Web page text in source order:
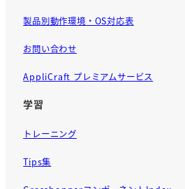
製品別動作環境・OS対応表
お問い合わせ
AppliCraft プレミアムサービス
学習
トレーニング
Tips集